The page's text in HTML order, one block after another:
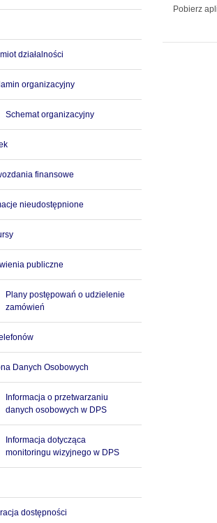
działalności
organizacyjny
Schemat organizacyjny
finansowe
nieudostępnione
publiczne
Plany postępowań o udzielenie
zamówień
Danych Osobowych
Informacja o przetwarzaniu
danych osobowych w DPS
Informacja dotycząca
monitoringu wizyjnego w DPS
dostępności
Pobierz